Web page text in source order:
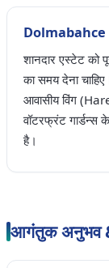
Dolmabahce
शानदार एस्टेट
का समय देना
आवासीय विंग
वॉटरफ्रंट
है।
आगंतुक अनुभव